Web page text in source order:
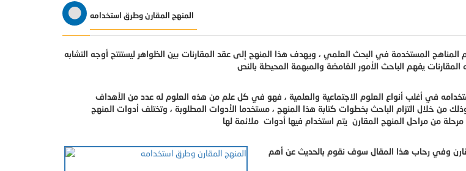
المنهج المقارن وطرق استخدامه
المستخدمة في البحث العلمي ، ويهدف هذا المنهج إلى عقد المقارنات بين الظواهر ليستنتج أوجه التشابه
في أغلب أنواع العلوم الاجتماعية والعلمية ، فهو في كل علم من هذه العلوم له عدد من الأهداف
من خلال التزام الباحث بخطوات كتابة هذا المنهج ، مستخدما الأدوات المطلوبة ، وتختلف أدوات المنهج
وفي رحاب هذا المقال سوف نقوم بالحديث عن أهم